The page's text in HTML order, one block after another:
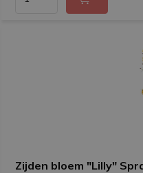
Zijden bloem "Lilly"